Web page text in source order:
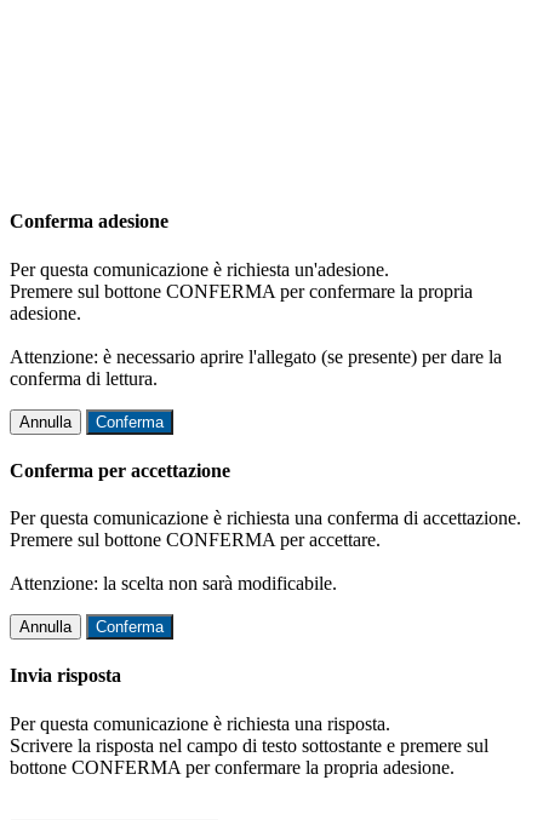
Conferma adesione
Per questa comunicazione è richiesta un'adesione.
Premere sul bottone CONFERMA per confermare la propria
adesione.
Attenzione: è necessario aprire l'allegato (se presente) per dare la
conferma di lettura.
Annulla Conferma
Conferma per accettazione
Per questa comunicazione è richiesta una conferma di accettazione.
Premere sul bottone CONFERMA per accettare.
Attenzione: la scelta non sarà modificabile.
Annulla Conferma
Invia risposta
Per questa comunicazione è richiesta una risposta.
Scrivere la risposta nel campo di testo sottostante e premere sul
bottone CONFERMA per confermare la propria adesione.